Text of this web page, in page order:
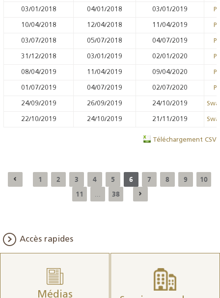
03/01/2018 04/01/2018 03/01/2019
10/04/2018 12/04/2018 11/04/2019
03/07/2018 05/07/2018 04/07/2019
31/12/2018 03/01/2019 02/01/2020
08/04/2019 11/04/2019 09/04/2020
01/07/2019 04/07/2019 02/07/2020
24/09/2019 26/09/2019 24/10/2019
22/10/2019 24/10/2019 21/11/2019
Téléchargement CSV
1 2 3 4 5 6 7 8 9
10
11
38
Accès rapides
Médias